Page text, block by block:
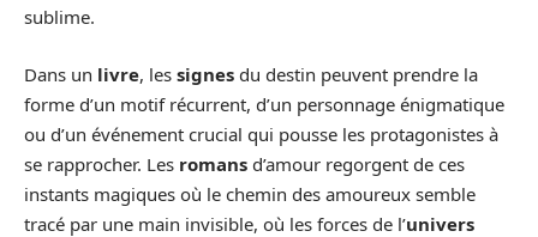
sublime.
Dans un livre, les signes du destin peuvent prendre la
forme d’un motif récurrent, d’un personnage énigmatique
ou d’un événement crucial qui pousse les protagonistes à
se rapprocher. Les romans d’amour regorgent de ces
instants magiques où le chemin des amoureux semble
tracé par une main invisible, où les forces de l’univers